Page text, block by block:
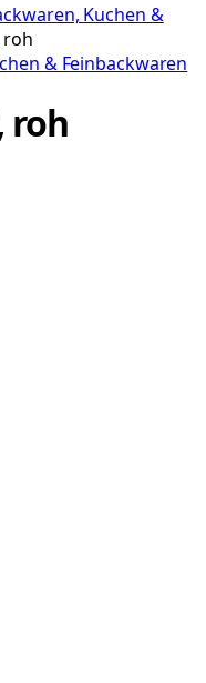
Kuchen &
roh
& Feinbackwaren
roh